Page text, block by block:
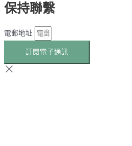
保持聯繫
電郵地址
訂閱電子通訊